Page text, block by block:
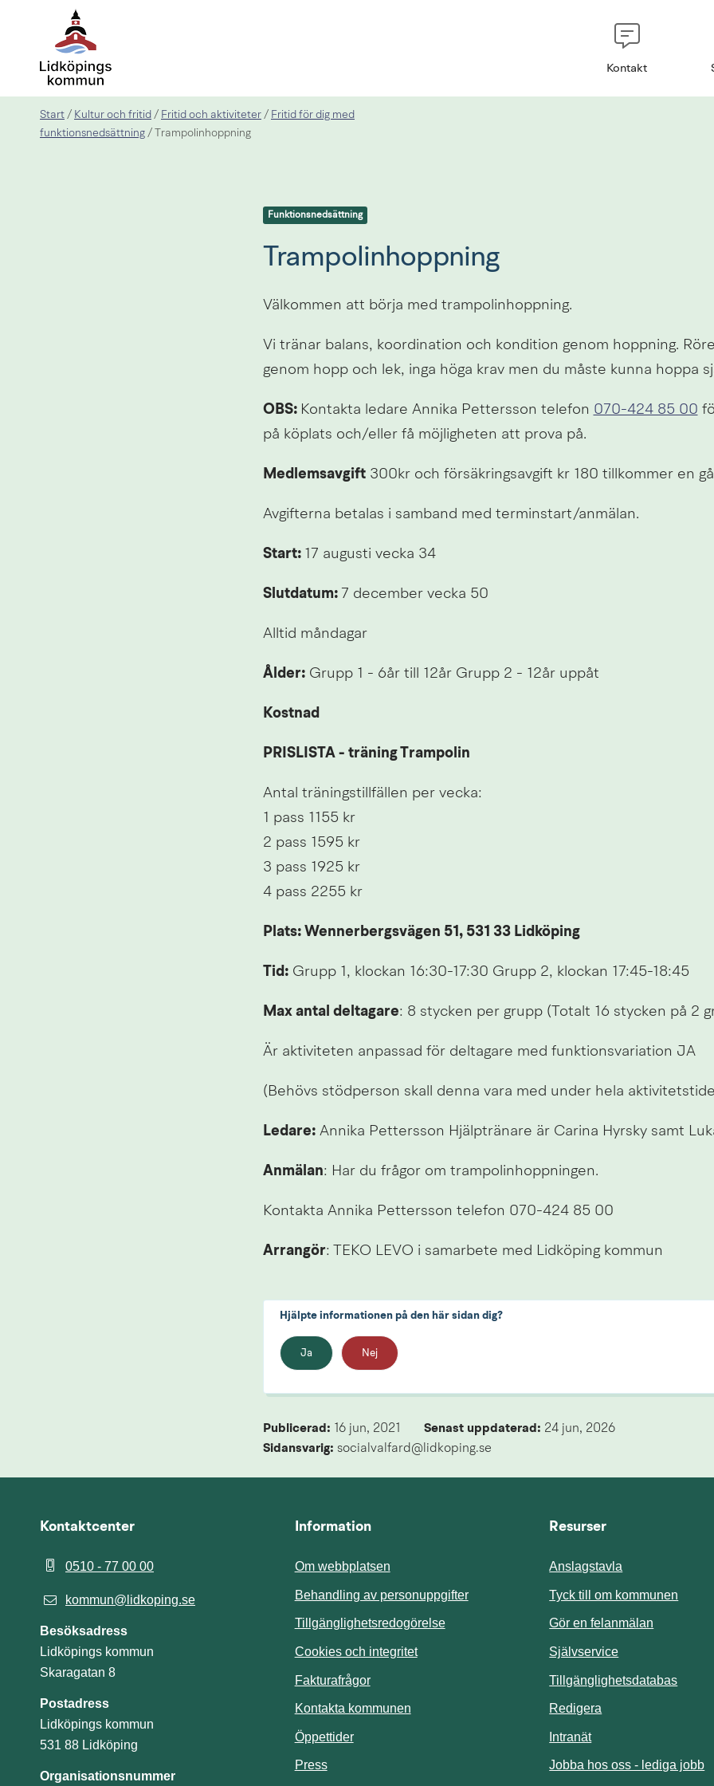
Kontakt
Start / Kultur och fritid / Fritid och aktiviteter / Fritid för dig med
funktionsnedsättning / Trampolinhoppning
Funktionsnedsättning
Trampolinhoppning
Välkommen att börja med trampolinhoppning.
Vi tränar balans, koordination och kondition genom hoppning.
genom hopp och lek, inga höga krav men du måste kunna hoppa
OBS: Kontakta ledare Annika Pettersson telefon 070-424 85 00
på köplats och/eller få möjligheten att prova på.
Medlemsavgift 300kr och försäkringsavgift kr 180 tillkommer en
Avgifterna betalas i samband med terminstart/anmälan.
Start: 17 augusti vecka 34
Slutdatum: 7 december vecka 50
Alltid måndagar
Ålder: Grupp 1 - 6år till 12år Grupp 2 - 12år uppåt
Kostnad
PRISLISTA - träning Trampolin
Antal träningstillfällen per vecka:
1 pass 1155 kr
2 pass 1595 kr
3 pass 1925 kr
4 pass 2255 kr
Plats: Wennerbergsvägen 51, 531 33 Lidköping
Tid: Grupp 1, klockan 16:30-17:30 Grupp 2, klockan 17:45-18:45
Max antal deltagare: 8 stycken per grupp (Totalt 16 stycken på 2
Är aktiviteten anpassad för deltagare med funktionsvariation JA
(Behövs stödperson skall denna vara med under hela
Ledare: Annika Pettersson Hjälptränare är Carina Hyrsky samt
Anmälan: Har du frågor om trampolinhoppningen.
Kontakta Annika Pettersson telefon 070-424 85 00
Arrangör: TEKO LEVO i samarbete med Lidköping kommun
Hjälpte informationen på den här sidan dig?
Ja Nej
Publicerad: 16 jun, 2021 Senast uppdaterad: 24 jun, 2026
Sidansvarig: socialvalfard@lidkoping.se
Kontaktcenter
0510 - 77 00 00
kommun@lidkoping.se
Besöksadress
Lidköpings kommun
Skaragatan 8
Postadress
Lidköpings kommun
531 88 Lidköping
Organisationsnummer
Information
Om webbplatsen
Behandling av personuppgifter
Tillgänglighetsredogörelse
Cookies och integritet
Fakturafrågor
Kontakta kommunen
Öppettider
Press
Resurser
Anslagstavla
Tyck till om kommunen Länk
Gör en felanmälan
SjälvserviceLänk till annan
TillgänglighetsdatabasLänk
Redigera
IntranätLänk till annan
Jobba hos oss - lediga jobb